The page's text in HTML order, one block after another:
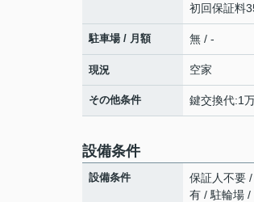
初回保証料
駐車場 / 月額 無 / -
現況 空家
その他条件 鍵交換代:1
設備条件
設備条件
保証人不要
有 / 駐輪場 /